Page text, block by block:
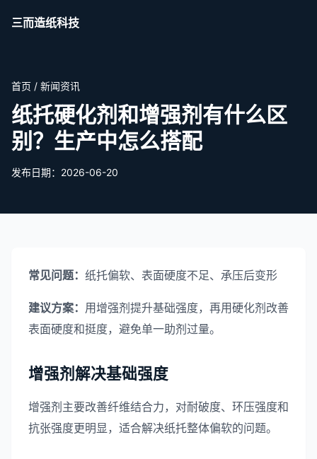
三而造纸科技
首页 / 新闻资讯
纸托硬化剂和增强剂有什么区
别？生产中怎么搭配
发布日期：2026-06-20
常见问题： 纸托偏软、表面硬度不足、承压后变形
建议方案： 用增强剂提升基础强度，再用硬化剂改善
表面硬度和挺度，避免单一助剂过量。
增强剂解决基础强度
增强剂主要改善纤维结合力，对耐破度、环压强度和
抗张强度更明显，适合解决纸托整体偏软的问题。